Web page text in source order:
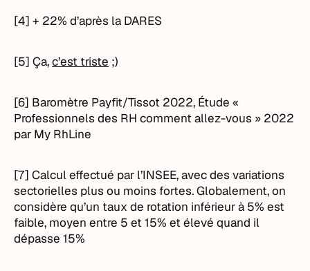
[4] + 22% d’après la DARES
[5] Ça,c’est triste ;)
[6] Baromètre Payfit/Tissot 2022, Étude «
Professionnels des RH comment allez-vous » 2022
par My RhLine
[7] Calcul effectué par l’INSEE, avec des variations
sectorielles plus ou moins fortes. Globalement, on
considère qu’un taux de rotation inférieur à 5% est
faible, moyen entre 5 et 15% et élevé quand il
dépasse 15%